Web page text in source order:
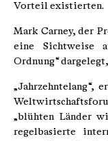
Vorteil existierten.
Mark Carney, der
eine Sichtweise
Ordnung“
„Jahrzehntelang“,
„blühten Länder
regelbasierte